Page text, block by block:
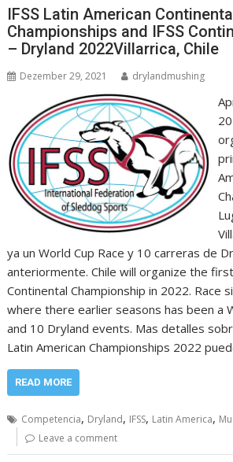
IFSS Latin American
Championships and IFSS
– Dryland 2022Villarrica, Chile
Dezember 29, 2021 drylandmushing
ya un World Cup Race y 10 carreras de
anteriormente. Chile will organize the first
Continental Championship in 2022. Race
where there earlier seasons has been a
and 10 Dryland events. Mas detalles
Latin American Championships 2022
READ MORE
Competencia, Dryland, IFSS, Latin America,
Leave a comment